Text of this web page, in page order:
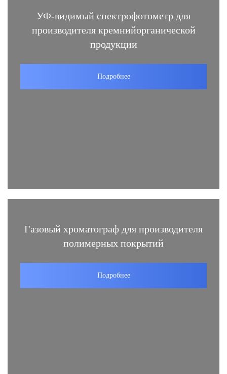
УФ-видимый спектрофотометр для
производителя кремнийорганической
продукции
Подробнее
Газовый хроматограф для производителя
полимерных покрытий
Подробнее